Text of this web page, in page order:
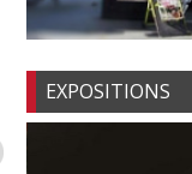
EXPOSITIONS